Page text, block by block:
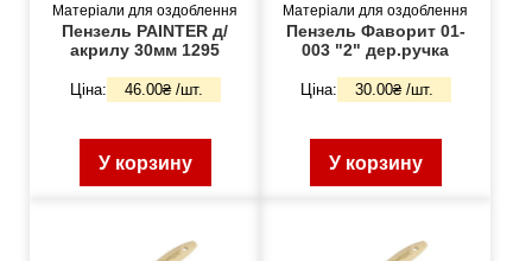
Матеріали для оздоблення
Пензель PAINTER д/
акрилу 30мм 1295
Ціна: 46.00₴ /шт.
У корзину
Матеріали для оздоблення
Пензель Фаворит 01-
003 "2" дер.ручка
Ціна: 30.00₴ /шт.
У корзину